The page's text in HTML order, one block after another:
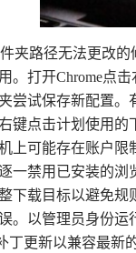
夹路径无法更改
。打开Chrome点
尝试保存新配置
键点击计划使用
上可能存在账户限
一禁用已安装的
下载目标以避免规
。以管理员身份
丁更新以兼容最新